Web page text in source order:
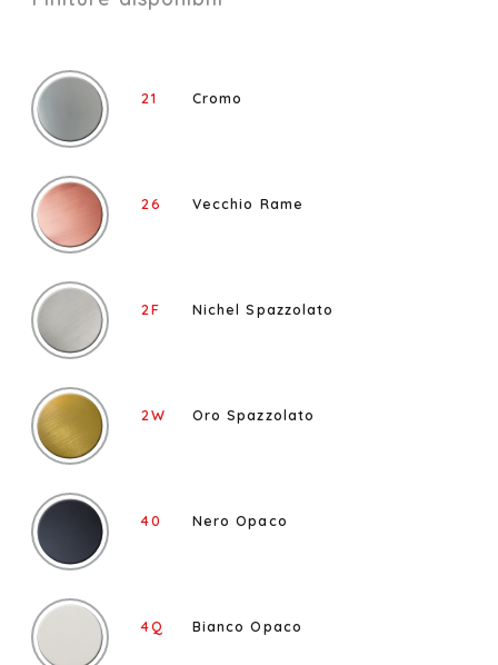
21 Cromo
26 Vecchio Rame
2F Nichel Spazzolato
2W Oro Spazzolato
40 Nero Opaco
4Q Bianco Opaco